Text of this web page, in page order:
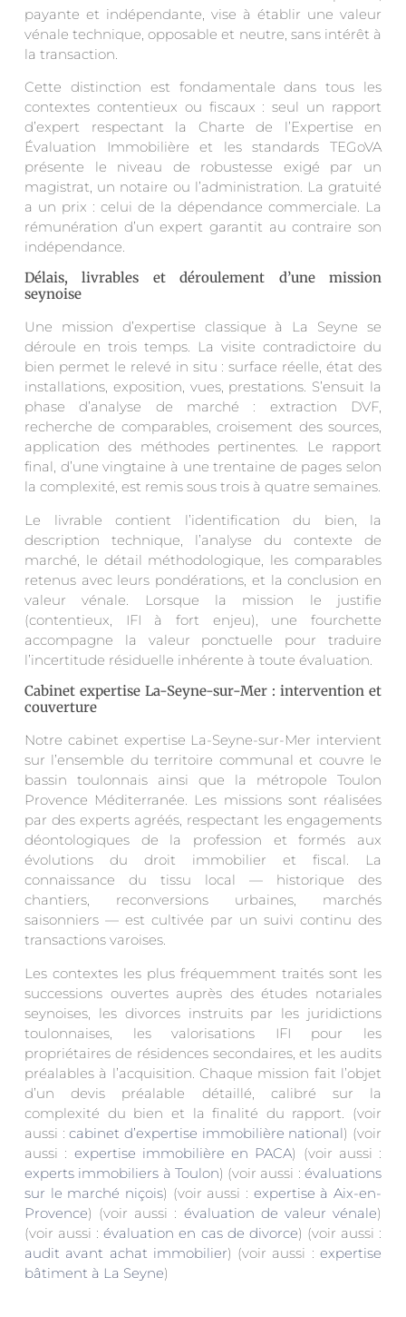
payante et indépendante, vise à établir une valeur
vénale technique, opposable et neutre, sans intérêt à
la transaction.
Cette distinction est fondamentale dans tous les
contextes contentieux ou fiscaux : seul un rapport
d’expert respectant la Charte de l’Expertise en
Évaluation Immobilière et les standards TEGoVA
présente le niveau de robustesse exigé par un
magistrat, un notaire ou l’administration. La gratuité
a un prix : celui de la dépendance commerciale. La
rémunération d’un expert garantit au contraire son
indépendance.
Délais, livrables et déroulement d’une mission
seynoise
Une mission d’expertise classique à La Seyne se
déroule en trois temps. La visite contradictoire du
bien permet le relevé in situ : surface réelle, état des
installations, exposition, vues, prestations. S’ensuit la
phase d’analyse de marché : extraction DVF,
recherche de comparables, croisement des sources,
application des méthodes pertinentes. Le rapport
final, d’une vingtaine à une trentaine de pages selon
la complexité, est remis sous trois à quatre semaines.
Le livrable contient l’identification du bien, la
description technique, l’analyse du contexte de
marché, le détail méthodologique, les comparables
retenus avec leurs pondérations, et la conclusion en
valeur vénale. Lorsque la mission le justifie
(contentieux, IFI à fort enjeu), une fourchette
accompagne la valeur ponctuelle pour traduire
l’incertitude résiduelle inhérente à toute évaluation.
Cabinet expertise La-Seyne-sur-Mer : intervention et
couverture
Notre cabinet expertise La-Seyne-sur-Mer intervient
sur l’ensemble du territoire communal et couvre le
bassin toulonnais ainsi que la métropole Toulon
Provence Méditerranée. Les missions sont réalisées
par des experts agréés, respectant les engagements
déontologiques de la profession et formés aux
évolutions du droit immobilier et fiscal. La
connaissance du tissu local — historique des
chantiers, reconversions urbaines, marchés
saisonniers — est cultivée par un suivi continu des
transactions varoises.
Les contextes les plus fréquemment traités sont les
successions ouvertes auprès des études notariales
seynoises, les divorces instruits par les juridictions
toulonnaises, les valorisations IFI pour les
propriétaires de résidences secondaires, et les audits
préalables à l’acquisition. Chaque mission fait l’objet
d’un devis préalable détaillé, calibré sur la
complexité du bien et la finalité du rapport. (voir
aussi :cabinet d’expertise immobilière national) (voir
aussi : expertise immobilière en PACA) (voir aussi :
experts immobiliers à Toulon) (voir aussi :évaluations
sur le marché niçois) (voir aussi : expertise à Aix-en-
Provence) (voir aussi : évaluation de valeur vénale)
(voir aussi :évaluation en cas de divorce) (voir aussi :
audit avant achat immobilier) (voir aussi :expertise
bâtiment à La Seyne)